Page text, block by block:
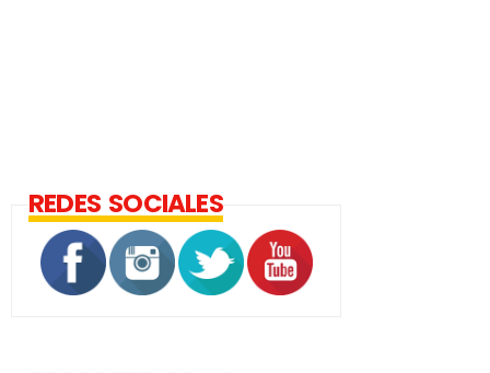
REDES SOCIALES